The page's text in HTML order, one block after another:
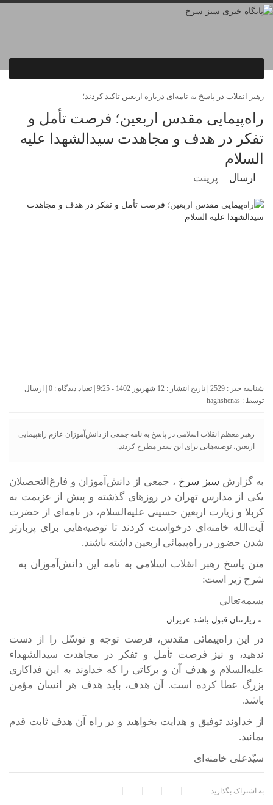
رهبر انقلاب در پاسخ به نامه‌ای درباره اربعین تاکید کردند؛
راه‌پیمایی مقدس اربعین؛ فرصت تأمل و
تفکر در هدف و مجاهدت سیدالشهدا علیه
السلام
ارسال پرینت
شناسه خبر : 2529 | تاریخ انتشار : 12 شهریور 1402 - 9:25 | تعداد دیدگاه : 0 | ارسال
توسط : haghshenas
رهبر معظم انقلاب اسلامی در پاسخ به نامه جمعی از دانش‌آموزان عازم راهپیمایی
اربعین، توصیه‌هایی برای این سفر مطرح کردند.
به گزارش سبز سرخ ، جمعی از دانش‌آموزان و فارغ‌التحصیلان
یکی از مدارس تهران در روزهای گذشته و پیش از عزیمت به
کربلا و زیارت اربعین حسینی علیه‌السلام، در نامه‌ای از حضرت
آیت‌الله خامنه‌ای درخواست کردند تا توصیه‌هایی برای پربارتر
شدن حضور در راه‌پیمائی اربعین داشته باشند.
متن پاسخ رهبر انقلاب اسلامی به نامه این دانش‌آموزان به
شرح زیر است:
بسمه‌تعالی
زیارتتان قبول باشد عزیزان.
در این راه‌پیمائی مقدس، فرصت توجه و توسّل را از دست
ندهید، و نیز فرصت تأمل و تفکر در مجاهدت سیدالشهداء
علیه‌السلام و هدف آن و برکاتی را که خداوند به این فداکاری
بزرگ عطا کرده است. آن هدف، باید هدف هر انسان مؤمن
باشد.
از خداوند توفیق و هدایت بخواهید و در راه آن هدف ثابت قدم
بمانید.
سیّدعلی خامنه‌ای
به اشتراک بگذارید :